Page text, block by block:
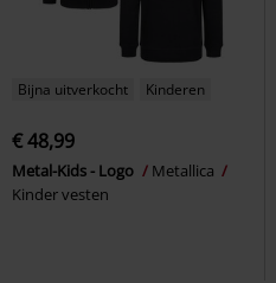
Bijna uitverkocht Kinderen
€ 48,99
Metal-Kids - Logo
Metallica
Kinder vesten